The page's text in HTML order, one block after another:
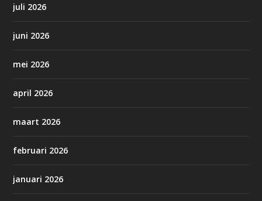
juli 2026
juni 2026
mei 2026
april 2026
maart 2026
februari 2026
januari 2026